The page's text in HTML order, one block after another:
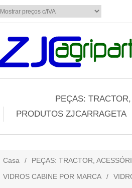
PEÇAS:
PRODUTOS ZJCARRAGETA
Casa / PEÇAS: TRACTOR,
VIDROS CABINE POR MARCA
/